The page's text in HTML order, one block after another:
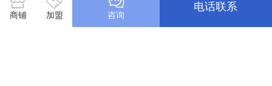
多功能塑料筐设备黑色水果筐机器一次
商铺 加盟 咨询
电话联系